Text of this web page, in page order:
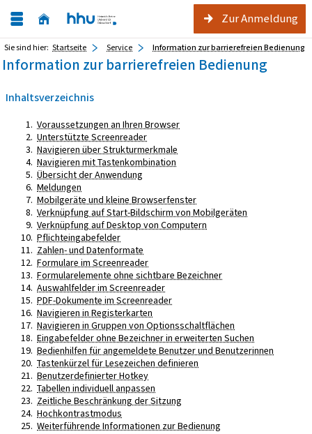
Zur Anmeldung
Sie sind hier: Startseite Service Information zur barrierefreien Bedienung
Information zur barrierefreien Bedienung
Inhaltsverzeichnis
Voraussetzungen an Ihren Browser
Unterstützte Screenreader
Navigieren über Strukturmerkmale
Navigieren mit Tastenkombination
Übersicht der Anwendung
Meldungen
Mobilgeräte und kleine Browserfenster
Verknüpfung auf Start-Bildschirm von Mobilgeräten
Verknüpfung auf Desktop von Computern
Pflichteingabefelder
Zahlen- und Datenformate
Formulare im Screenreader
Formularelemente ohne sichtbare Bezeichner
Auswahlfelder im Screenreader
PDF-Dokumente im Screenreader
Navigieren in Registerkarten
Navigieren in Gruppen von Optionsschaltflächen
Eingabefelder ohne Bezeichner in erweiterten Suchen
Bedienhilfen für angemeldete Benutzer und Benutzerinnen
Tastenkürzel für Lesezeichen definieren
Benutzerdefinierter Hotkey
Tabellen individuell anpassen
Zeitliche Beschränkung der Sitzung
Hochkontrastmodus
Weiterführende Informationen zur Bedienung